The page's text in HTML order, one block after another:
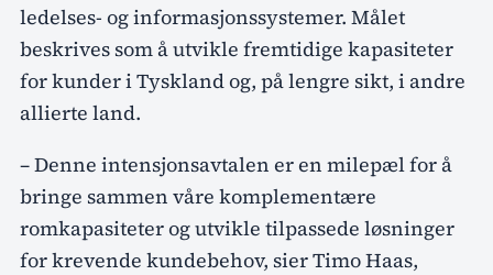
ledelses- og informasjonssystemer. Målet
beskrives som å utvikle fremtidige kapasiteter
for kunder i Tyskland og, på lengre sikt, i andre
allierte land.
– Denne intensjonsavtalen er en milepæl for å
bringe sammen våre komplementære
romkapasiteter og utvikle tilpassede løsninger
for krevende kundebehov, sier Timo Haas,